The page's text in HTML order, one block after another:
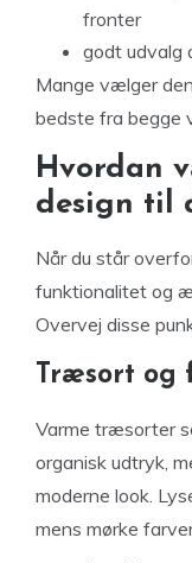
fronter
godt udvalg
Mange vælger
bedste fra begge
Hvordan
design til
Når du står
funktionalitet og
Overvej disse
Træsort og
Varme træsorter
organisk udtryk,
moderne look.
mens mørke